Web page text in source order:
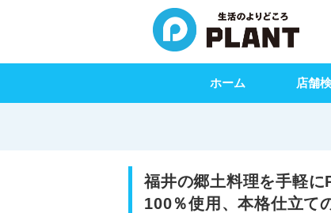
ホーム 店舗
福井の郷土料理を手軽
100％使用、本格仕立て